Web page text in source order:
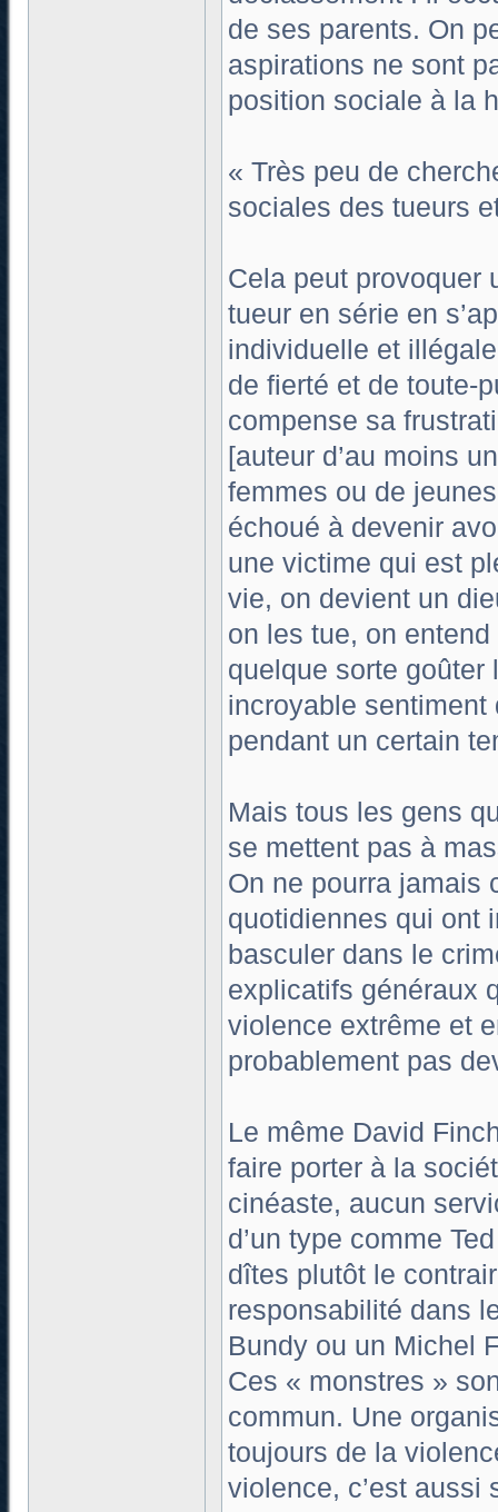
de ses parents. On
aspirations ne sont
position sociale à la
« Très peu de
sociales des tueurs
Cela peut provoquer
tueur en série en
individuelle et
de fierté et de toute-
compense sa
[auteur d’au moins
femmes ou de
échoué à devenir
une victime qui est
vie, on devient un
on les tue, on
quelque sorte goûter
incroyable sentiment
pendant un certain
Mais tous les gens
se mettent pas à
On ne pourra jamais
quotidiennes qui ont
basculer dans le
explicatifs généraux
violence extrême et
probablement pas
Le même David
faire porter à la
cinéaste, aucun
d’un type comme
dîtes plutôt le
responsabilité dans
Bundy ou un Michel
Ces « monstres »
commun. Une
toujours de la
violence, c’est aussi